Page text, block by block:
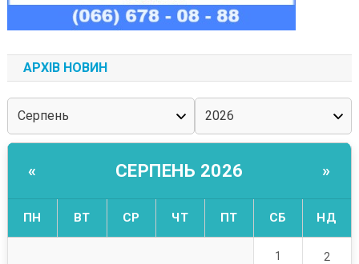
АРХІВ НОВИН
« СЕРПЕНЬ 2026 »
ПН ВТ СР ЧТ ПТ СБ НД
1 2